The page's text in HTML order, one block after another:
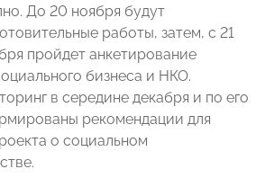
До 20 ноября будут
работы, затем, с 21
пройдет анкетирование
бизнеса и НКО.
в середине декабря и по его
рекомендации для
о социальном